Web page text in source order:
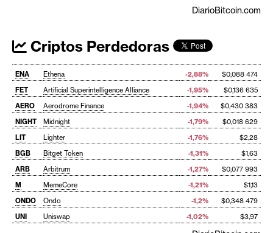
DiarioBitcoin.com
Criptos Perdedoras
ENA Ethena -2,88%
$0,088 474
FET
Artificial Superintelligence Alliance -1,95%
$0,136 635
AERO
Aerodrome Finance -1,94%
$0,430 383
NIGHT
Midnight -1,79%
$0,018 629
LIT
Lighter -1,76%
$2,28
BGB
Bitget Token -1,31%
$1,63
ARB
Arbitrum -1,27%
$0,077 993
M
MemeCore -1,21%
$1,13
ONDO
Ondo -1,2%
$0,348 479
UNI
Uniswap -1,02% $3,97